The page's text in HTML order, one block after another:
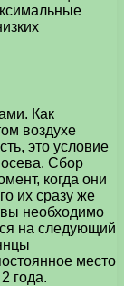
Как
воздухе
это условие
Сбор
когда они
их сразу же
необходимо
на следующий
место
года.